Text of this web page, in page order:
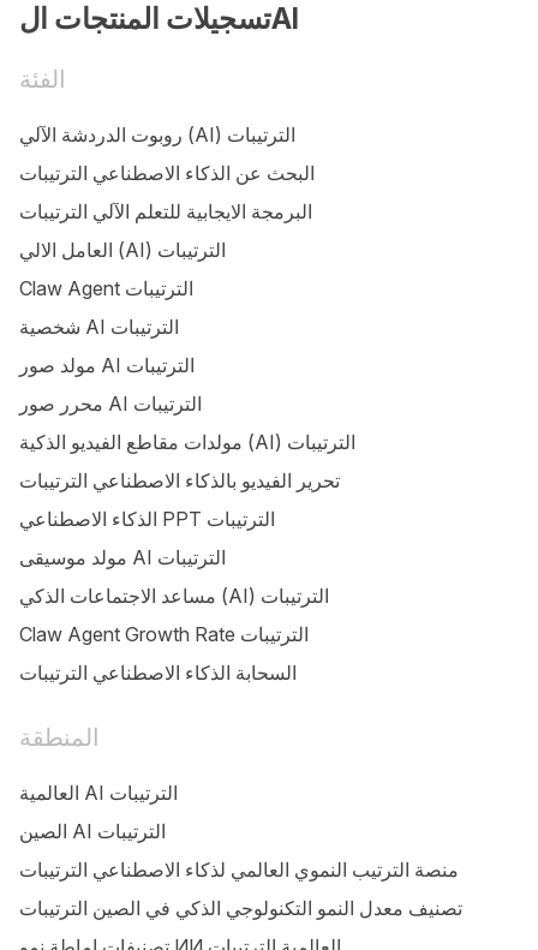
تسجيلات المنتجات الAI
الفئة
روبوت الدردشة الآلي (AI) الترتيبات
البحث عن الذكاء الاصطناعي الترتيبات
البرمجة الايجابية للتعلم الآلي الترتيبات
العامل الالي (AI) الترتيبات
Claw Agent الترتيبات
شخصية AI الترتيبات
مولد صور AI الترتيبات
محرر صور AI الترتيبات
مولدات مقاطع الفيديو الذكية (AI) الترتيبات
تحرير الفيديو بالذكاء الاصطناعي الترتيبات
الذكاء الاصطناعي PPT الترتيبات
مولد موسيقى AI الترتيبات
مساعد الاجتماعات الذكي (AI) الترتيبات
Claw Agent Growth Rate الترتيبات
السحابة الذكاء الاصطناعي الترتيبات
المنطقة
العالمية AI الترتيبات
الصين AI الترتيبات
منصة الترتيب النموي العالمي لذكاء الاصطناعي الترتيبات
تصنيف معدل النمو التكنولوجي الذكي في الصين الترتيبات